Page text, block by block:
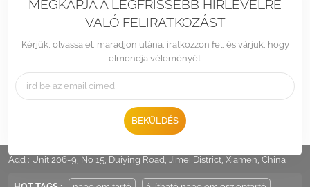
MEGKAPJA A LEGFRISSEBB HÍRLEVÉLRE
VALÓ FELIRATKOZÁST
Kérjük, olvassa el, maradjon utána, iratkozzon fel, és várjuk, hogy
elmondja véleményét.
BEKÜLDÉS
Add : Unit 206-9, No 15, Duiying Road, Jimei District, Xiamen, China